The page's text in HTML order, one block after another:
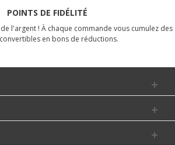
POINTS DE FIDÉLITÉ
l'argent ! À chaque commande vous cumulez des
en bons de réductions.